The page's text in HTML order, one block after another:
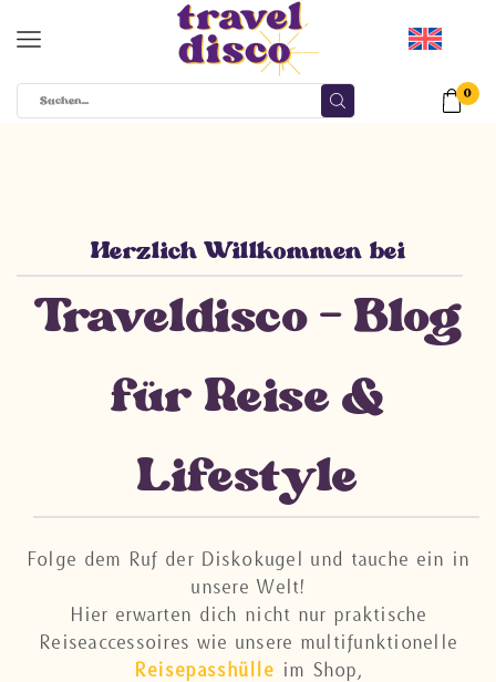
0
Herzlich Willkommen bei
Traveldisco - Blog
für Reise &
Lifestyle
Folge dem Ruf der Diskokugel und tauche ein in
unsere Welt!
Hier erwarten dich nicht nur praktische
Reiseaccessoires wie unsere multifunktionelle
Reisepasshülle im Shop,